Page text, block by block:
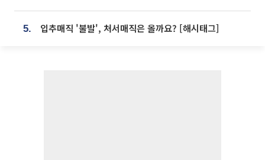
5. 입추매직 '불발', 처서매직은 올까요? [해시태그]